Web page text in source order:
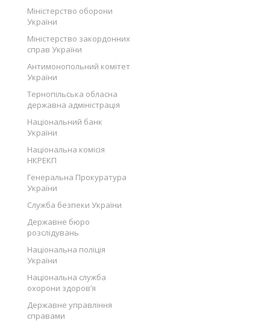
Міністерство оборони
України
Міністерство закордонних
справ України
Антимонопольний комітет
України
Тернопільська обласна
державна адміністрація
Національний банк
України
Національна комісія
НКРЕКП
Генеральна Прокуратура
України
Служба безпеки України
Державне бюро
розслідувань
Національна поліція
України
Національна служба
охорони здоров’я
Державне управління
справами